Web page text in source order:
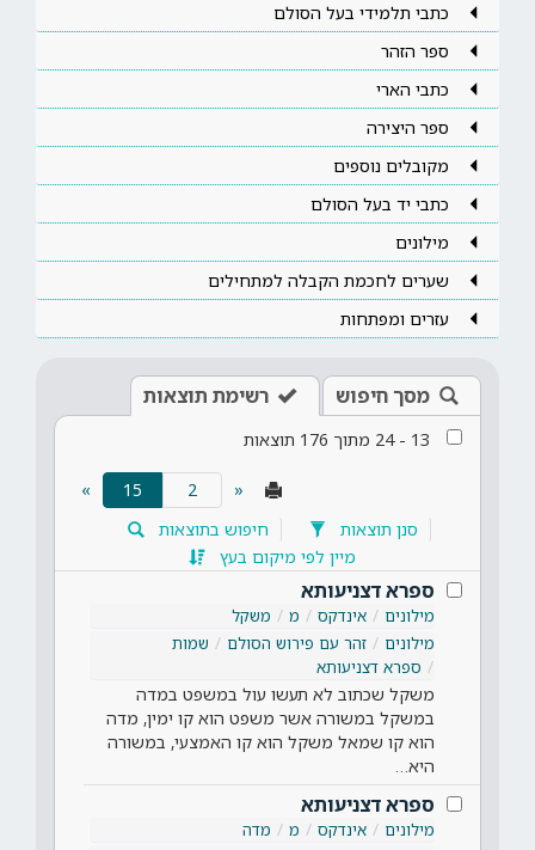
כתבי תלמידי בעל הסולם
ספר הזהר
כתבי הארי
ספר היצירה
מקובלים נוספים
כתבי יד בעל הסולם
מילונים
שערים לחכמת הקבלה למתחילים
עזרים ומפתחות
מסך חיפוש רשימת תוצאות
13
-
24 מתוך 176 תוצאות
«
15
»
סנן תוצאות
חיפוש בתוצאות
מיין לפי מיקום בעץ
ספרא דצניעותא
מילונים אינדקס מ
משקל
מילונים
זהר עם פירוש הסולם
שמות
ספרא דצניעותא
משקל שכתוב לא תעשו עול במשפט במדה
במשקל במשורה אשר משפט הוא קו ימין, מדה
הוא קו שמאל משקל הוא קו האמצעי, במשורה
היא…
ספרא דצניעותא
מילונים אינדקס מ
מדה